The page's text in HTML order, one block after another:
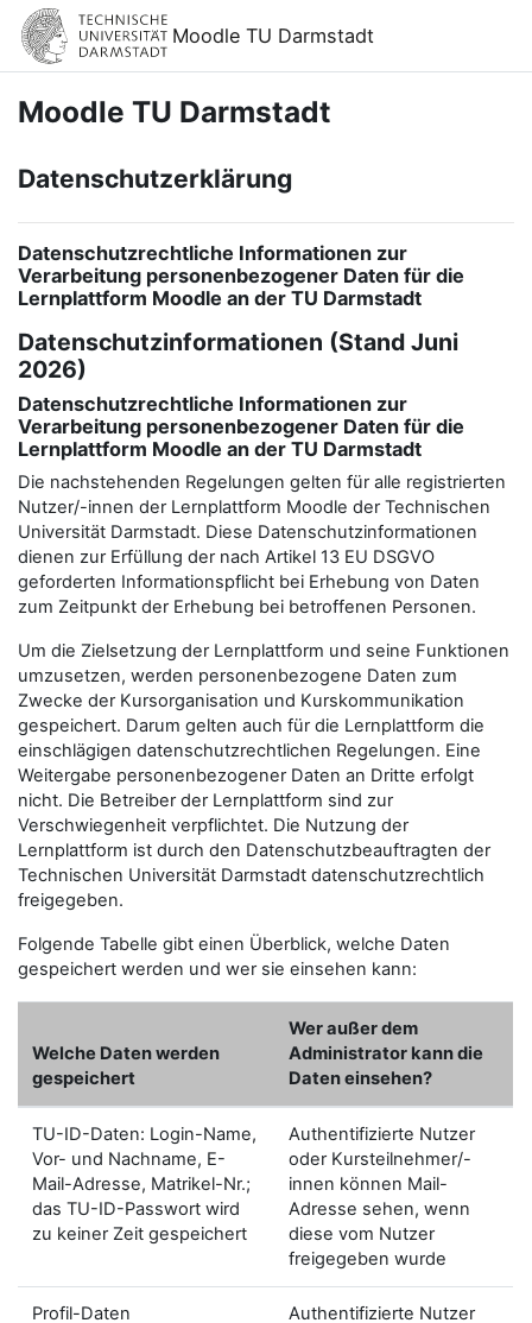
Zum Hauptinhalt
Moodle TU Darmstadt
Moodle TU Darmstadt
Datenschutzerklärung
Datenschutzrechtliche Informationen zur
Verarbeitung personenbezogener Daten für die
Lernplattform Moodle an der TU Darmstadt
Datenschutzinformationen (Stand Juni
2026)
Datenschutzrechtliche Informationen zur
Verarbeitung personenbezogener Daten für die
Lernplattform Moodle an der TU Darmstadt
Die nachstehenden Regelungen gelten für alle registrierten
Nutzer/-innen der Lernplattform Moodle der Technischen
Universität Darmstadt. Diese Datenschutzinformationen
dienen zur Erfüllung der nach Artikel 13 EU DSGVO
geforderten Informationspflicht bei Erhebung von Daten
zum Zeitpunkt der Erhebung bei betroffenen Personen.
Um die Zielsetzung der Lernplattform und seine Funktionen
umzusetzen, werden personenbezogene Daten zum
Zwecke der Kursorganisation und Kurskommunikation
gespeichert. Darum gelten auch für die Lernplattform die
einschlägigen datenschutzrechtlichen Regelungen. Eine
Weitergabe personenbezogener Daten an Dritte erfolgt
nicht. Die Betreiber der Lernplattform sind zur
Verschwiegenheit verpflichtet. Die Nutzung der
Lernplattform ist durch den Datenschutzbeauftragten der
Technischen Universität Darmstadt datenschutzrechtlich
freigegeben.
Folgende Tabelle gibt einen Überblick, welche Daten
gespeichert werden und wer sie einsehen kann:
Welche Daten werden
gespeichert
Wer außer dem
Administrator kann die
Daten einsehen?
TU-ID-Daten: Login-Name,
Vor- und Nachname, E-
Mail-Adresse, Matrikel-Nr.;
das TU-ID-Passwort wird
zu keiner Zeit gespeichert
Authentifizierte Nutzer
oder Kursteilnehmer/-
innen können Mail-
Adresse sehen, wenn
diese vom Nutzer
freigegeben wurde
Profil-Daten Authentifizierte Nutzer